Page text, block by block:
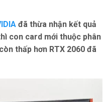
đã thừa nhận kết quả
con card mới thuộc phân
thấp hơn RTX 2060 đã